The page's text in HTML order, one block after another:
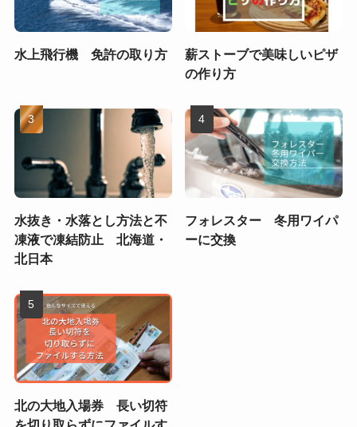
水上飛行機 免許の取り方
薪ストーブで美味しいピザ
の作り方
水抜き・水落とし方法と不
凍液で凍結防止 北海道・
北日本
フォレスター 冬用ワイパ
ーに交換
北の大地入場券 長い切符